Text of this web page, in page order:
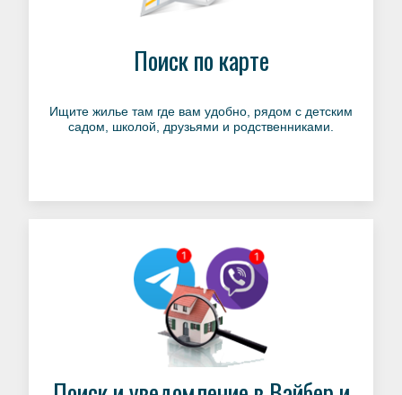
Поиск по карте
Ищите жилье там где вам удобно, рядом с детским
садом, школой, друзьями и родственниками.